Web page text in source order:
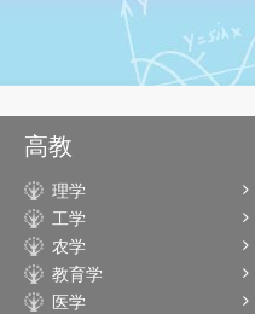
高教
理学
工学
农学
教育学
医学